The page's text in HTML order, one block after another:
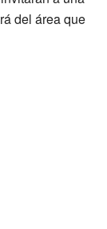
del área que